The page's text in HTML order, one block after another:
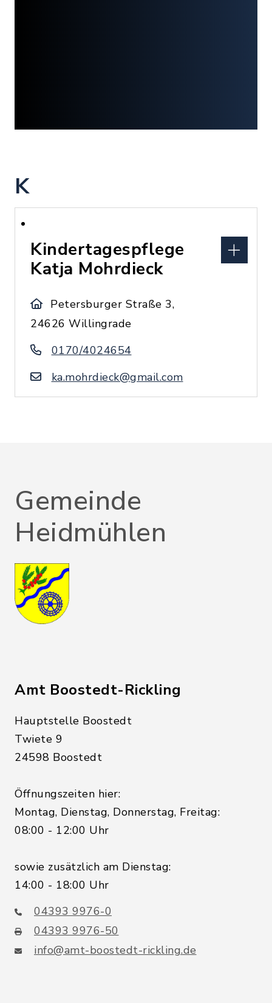
K
Kindertagespflege
Katja Mohrdieck
Petersburger Straße 3,
24626 Willingrade
0170/4024654
ka.mohrdieck@gmail.com
Gemeinde
Heidmühlen
Amt Boostedt-Rickling
Hauptstelle Boostedt
Twiete 9
24598 Boostedt
Öffnungszeiten hier:
Montag, Dienstag, Donnerstag, Freitag:
08:00 - 12:00 Uhr
sowie zusätzlich am Dienstag:
14:00 - 18:00 Uhr
04393 9976-0
04393 9976-50
info@amt-boostedt-rickling.de